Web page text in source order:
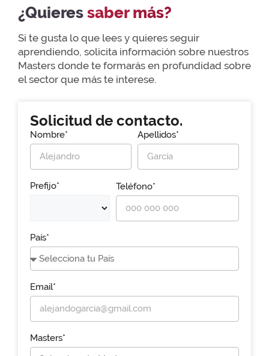
¿Quieressaber más?
Si te gusta lo que lees y quieres seguir
aprendiendo, solicita información sobre nuestros
Masters donde te formarás en profundidad sobre
el sector que más te interese.
Solicitud de contacto.
Nombre* Apellidos*
Prefijo* Teléfono*
País*
Email*
Masters*